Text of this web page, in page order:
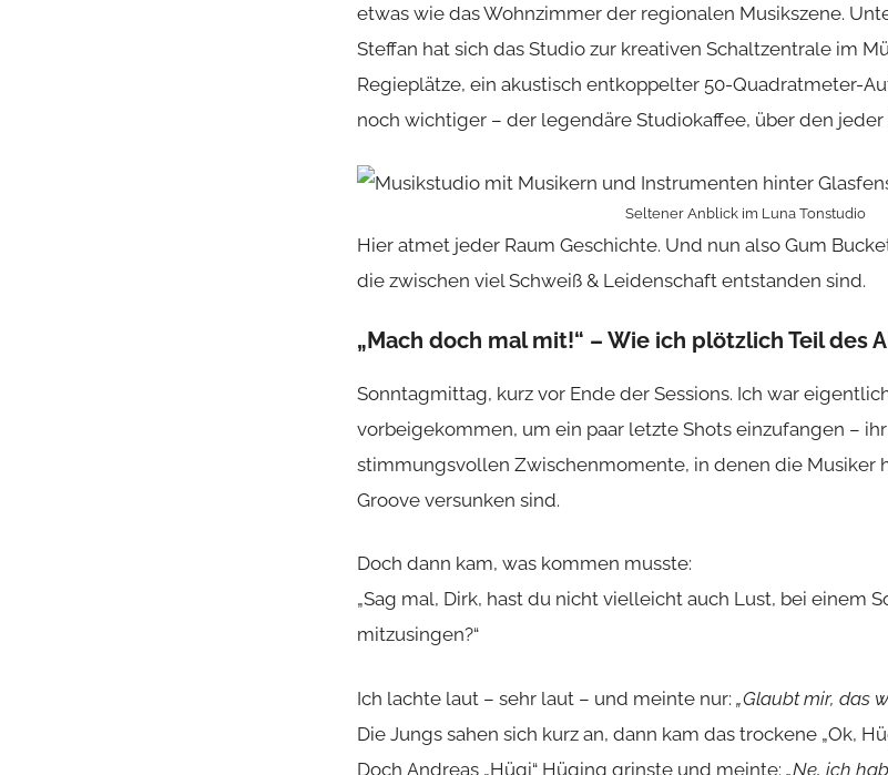
etwas wie das Wohnzimmer der regionalen Musikszene.
Steffan hat sich das Studio zur kreativen Schaltzentrale im
Regieplätze, ein akustisch entkoppelter 50-Quadratmeter-
noch wichtiger – der legendäre Studiokaffee, über den jeder
Seltener Anblick im Luna Tonstudio
Hier atmet jeder Raum Geschichte. Und nun also Gum
die zwischen viel Schweiß & Leidenschaft entstanden sind.
„Mach doch mal mit!“ – Wie ich plötzlich Teil des
Sonntagmittag, kurz vor Ende der Sessions. Ich war
vorbeigekommen, um ein paar letzte Shots einzufangen –
stimmungsvollen Zwischenmomente, in denen die Musiker
Groove versunken sind.
Doch dann kam, was kommen musste:
„Sag mal, Dirk, hast du nicht vielleicht auch Lust, bei einem
mitzusingen?“
Ich lachte laut – sehr laut – und meinte nur: „Glaubt mir, das
Die Jungs sahen sich kurz an, dann kam das trockene „Ok,
Doch Andreas „Hügi“ Hüging grinste und meinte: „Ne, ich